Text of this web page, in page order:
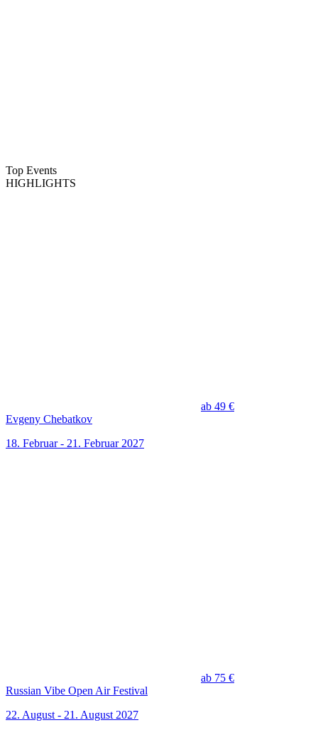
Top Events
HIGHLIGHTS
ab 49 €
Evgeny Chebatkov
18. Februar - 21. Februar 2027
ab 75 €
Russian Vibe Open Air Festival
22. August - 21. August 2027